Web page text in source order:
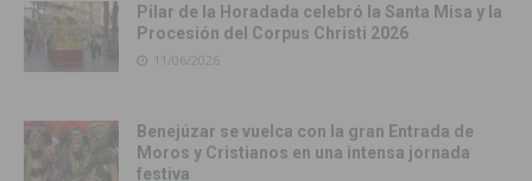
Pilar de la Horadada celebró la Santa Misa y la
Procesión del Corpus Christi 2026
11/06/2026
Benejúzar se vuelca con la gran Entrada de
Moros y Cristianos en una intensa jornada
festiva